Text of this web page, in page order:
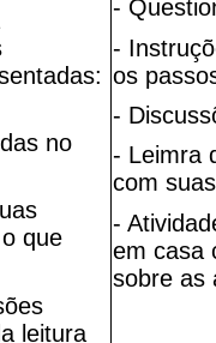
no
que
leitura
-
-
os
-
- Leimra
com
-
em casa
sobre as